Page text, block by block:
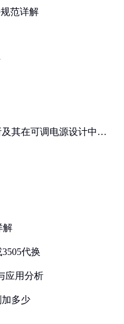
范详解
其在可调电源设计中的
解
代换
应用分析
加多少